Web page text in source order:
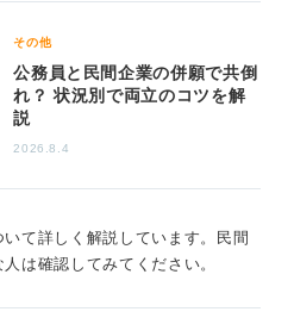
い進路選択を目指しまし
てきた公務員と民間企業を併
わずさまざまな企業から内定
多岐にわたります。
も、それらの選択肢はただの
その他
公務員と民間企業の併願で共倒
れ？ 状況別で両立のコツを解
説
2026.8.4
て詳しく解説しています。民間
は確認してみてください。